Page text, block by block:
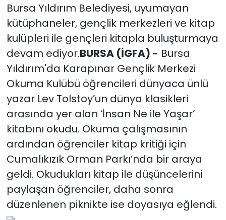
Bursa Yıldırım Belediyesi, uyumayan
kütüphaneler, gençlik merkezleri ve kitap
kulüpleri ile gençleri kitapla buluşturmaya
devam ediyor.BURSA (İGFA) - Bursa
Yıldırım'da Karapınar Gençlik Merkezi
Okuma Kulübü öğrencileri dünyaca ünlü
yazar Lev Tolstoy’un dünya klasikleri
arasında yer alan ‘İnsan Ne ile Yaşar’
kitabını okudu. Okuma çalışmasının
ardından öğrenciler kitap kritiği için
Cumalıkızık Orman Parkı’nda bir araya
geldi. Okudukları kitap ile düşüncelerini
paylaşan öğrenciler, daha sonra
düzenlenen piknikte ise doyasıya eğlendi.